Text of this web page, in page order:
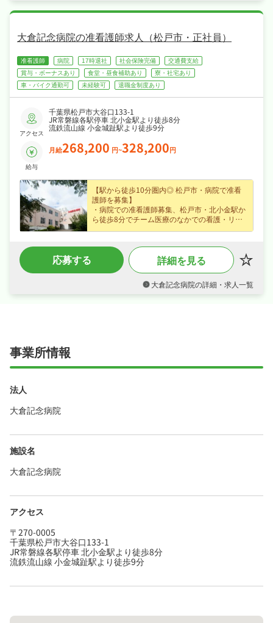
です！
社宅制度ありなど福利厚生も充実、はじめての
方も安心して飛び込める職場です！
大倉記念病院の准看護師求人（松戸市・正社員）
准看護師 病院 17時退社 社会保険完備
交通費支給
賞与・ボーナスあり
食堂・昼食補助あり
寮・社宅あり
車・バイク通勤可
未経験可 退職金制度あり
アクセス
千葉県松戸市大谷口133-1
JR常磐線各駅停車 北小金駅より徒歩8分
流鉄流山線 小金城趾駅より徒歩9分
給与
月給268,200 円~328,200円
【駅から徒歩10分圏内◎ 松戸市・病院で准看
護師を募集】
・病院での准看護師募集、松戸市・北小金駅か
ら徒歩8分でチーム医療のなかでの看護・リハ
・正社員募集で月給26.8〜32.8万円という好条
件、賞与年2回・資格手当・夜勤手当・皆勤手
当など各種手当・昇給ありなど好待遇で、あな
・年末年始休暇など長期休暇も取りやすく4週8
応募する 詳細を見る
大倉記念病院の詳細・求人一覧
事業所情報
法人
大倉記念病院
施設名
大倉記念病院
アクセス
〒270-0005
千葉県松戸市大谷口133-1
JR常磐線各駅停車 北小金駅より徒歩8分
流鉄流山線 小金城趾駅より徒歩9分